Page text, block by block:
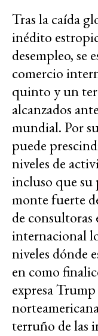
Tras la caída
inédito
desempleo, se
comercio
quinto y un
alcanzados
mundial. Por
puede
niveles de
incluso que su
monte fuerte
de consultoras
internacional
niveles dónde
en como
expresa
terruño de las